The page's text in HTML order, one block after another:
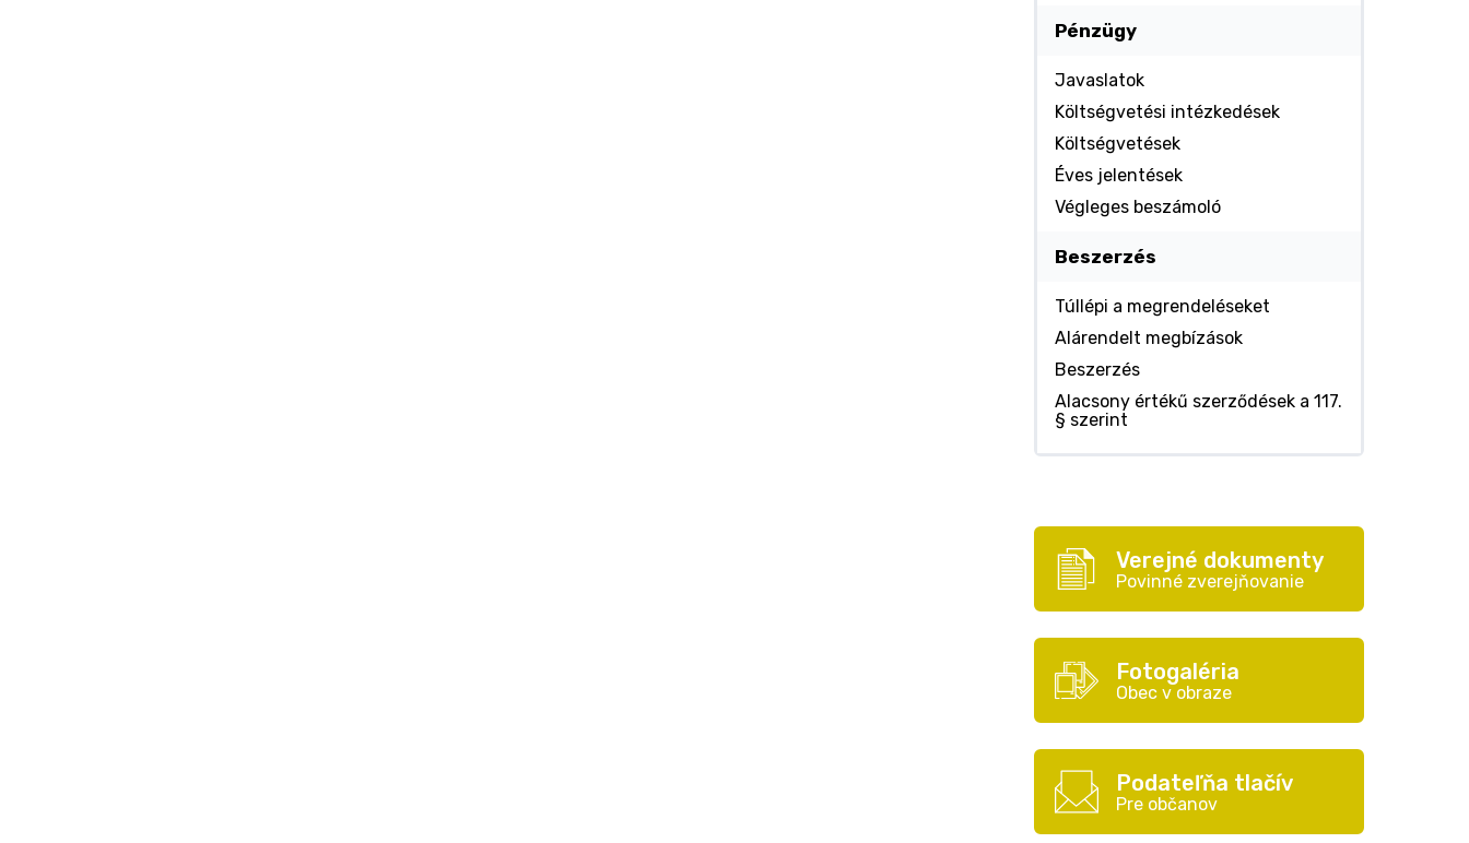
Pénzügy
Javaslatok
Költségvetési intézkedések
Költségvetések
Éves jelentések
Végleges beszámoló
Beszerzés
Túllépi a megrendeléseket
Alárendelt megbízások
Beszerzés
Alacsony értékű szerződések a 117.
§ szerint
Verejné dokumenty
Povinné zverejňovanie
Fotogaléria
Obec v obraze
Podateľňa tlačív
Pre občanov